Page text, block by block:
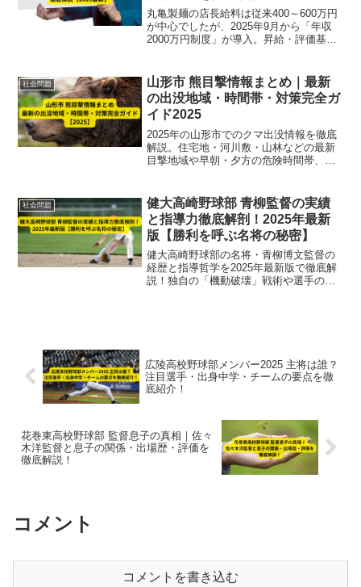
新】
丸亀製麺の店長給料は従来400～600万円
が中心でしたが、2025年9月から「年収
2000万円制度」が導入。昇給・評価基準
社会問題
山形市 熊目撃情報まとめ｜最新
の出没地域・時間帯・対策完全ガ
イド2025
2025年の山形市でのクマ出没情報を徹底
解説。住宅地・河川敷・山林などの最新
目撃地域や早朝・夕方の危険時間帯、市
ます。
社会問題
健大高崎野球部 青柳監督の実績
と指導力徹底解剖！2025年最新
版【勝利を呼ぶ名将の秘密】
健大高崎野球部の名将・青柳博文監督の
経歴と指導哲学を2025年最新版で徹底解
説！独自の「機動破壊」戦術や選手の自
広陵高校野球部メンバー2025 主将は誰？
注目選手・出身中学・チームの要点を徹
底紹介！
花巻東高校野球部 監督息子の真相｜佐々
木洋監督と息子の関係・出場歴・評価を
徹底解説！
コメント
コメントを書き込む